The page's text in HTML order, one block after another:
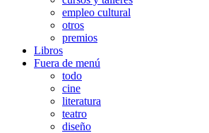
empleo cultural
otros
premios
Libros
Fuera de menú
todo
cine
literatura
teatro
diseño